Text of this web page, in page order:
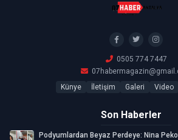
0505 774 7447
Künye
İletişim Galeri Video
Son Haberler
Podyumlardan Beyaz Perdeye: Nina